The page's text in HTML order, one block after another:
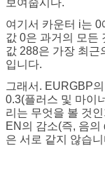
보여줍시다.
여기서 카운터 i는
값 0은 과거의 모든
값 288은 가장 최근
입니다.
그래서. EURGBP
0.3(플러스 및 마이
리는 무엇을 볼 것
EN의 감소(즉, 음
은 서로 같지 않습니